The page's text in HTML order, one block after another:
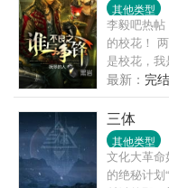
其他类型
李毅吧热
的校花！
是校花，我
“你看，我
两年后，
最新： 完
三体
其他类型
文化大革
的绝秘计划